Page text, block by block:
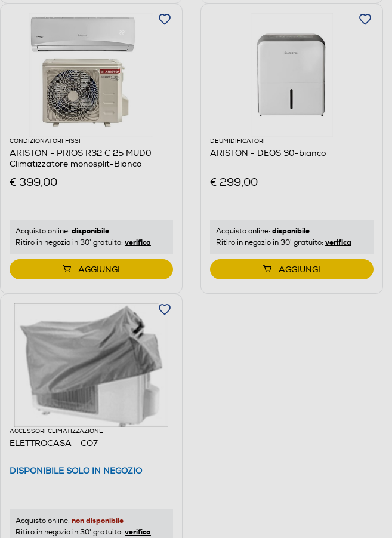
CONDIZIONATORI FISSI
ARISTON - PRIOS R32 C 25 MUD0
Climatizzatore monosplit-Bianco
€ 399,00
Acquisto online: disponibile
Ritiro in negozio in 30' gratuito: verifica
AGGIUNGI
DEUMIDIFICATORI
ARISTON - DEOS 30-bianco
€ 299,00
Acquisto online: disponibile
Ritiro in negozio in 30' gratuito: verifica
AGGIUNGI
ACCESSORI CLIMATIZZAZIONE
ELETTROCASA - CO7
DISPONIBILE SOLO IN NEGOZIO
Acquisto online: non disponibile
Ritiro in negozio in 30' gratuito: verifica